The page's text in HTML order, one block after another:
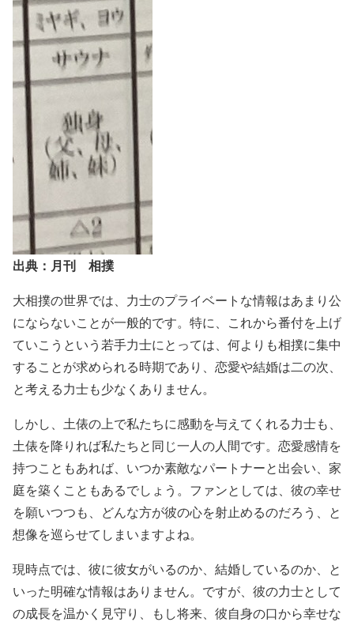
出典：月刊 相撲
大相撲の世界では、力士のプライベートな情報はあまり公
にならないことが一般的です。特に、これから番付を上げ
ていこうという若手力士にとっては、何よりも相撲に集中
することが求められる時期であり、恋愛や結婚は二の次、
と考える力士も少なくありません。
しかし、土俵の上で私たちに感動を与えてくれる力士も、
土俵を降りれば私たちと同じ一人の人間です。恋愛感情を
持つこともあれば、いつか素敵なパートナーと出会い、家
庭を築くこともあるでしょう。ファンとしては、彼の幸せ
を願いつつも、どんな方が彼の心を射止めるのだろう、と
想像を巡らせてしまいますよね。
現時点では、彼に彼女がいるのか、結婚しているのか、と
いった明確な情報はありません。ですが、彼の力士として
の成長を温かく見守り、もし将来、彼自身の口から幸せな